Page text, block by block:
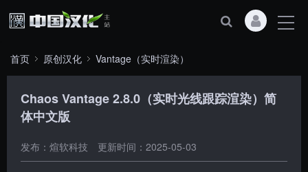
首页 原创汉化 Vantage（实时渲染）
Chaos Vantage 2.8.0（实时光线跟踪渲染）简
体中文版
发布：煊软科技 更新时间：2025-05-03